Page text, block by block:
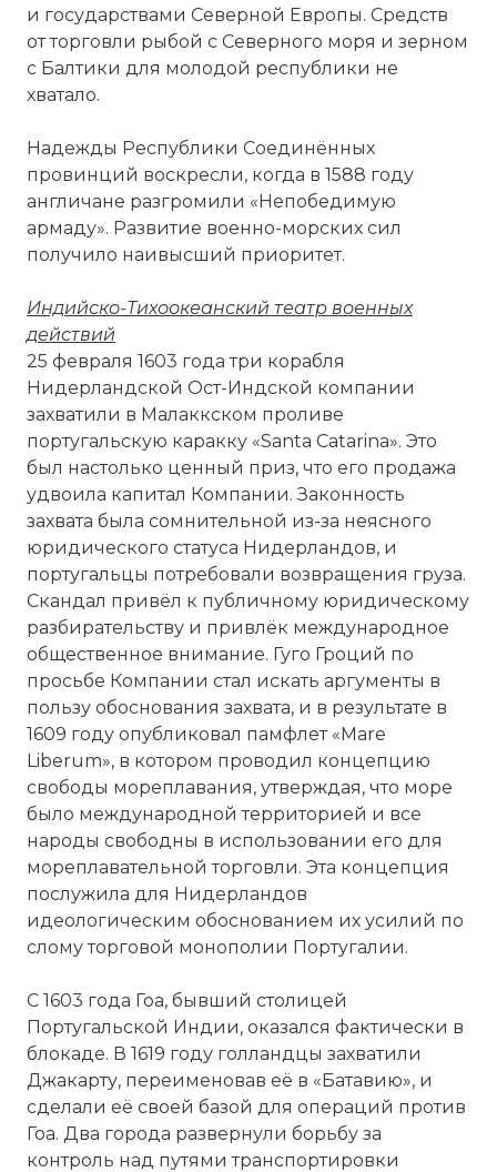
и государствами Северной Европы. Средств
от торговли рыбой с Северного моря и зерном
с Балтики для молодой республики не
хватало.
Надежды Республики Соединённых
провинций воскресли, когда в 1588 году
англичане разгромили «Непобедимую
армаду». Развитие военно-морских сил
получило наивысший приоритет.
Индийско-Тихоокеанский театр военных
действий
25 февраля 1603 года три корабля
Нидерландской Ост-Индской компании
захватили в Малаккском проливе
португальскую каракку «Santa Catarina». Это
был настолько ценный приз, что его продажа
удвоила капитал Компании. Законность
захвата была сомнительной из-за неясного
юридического статуса Нидерландов, и
португальцы потребовали возвращения груза.
Скандал привёл к публичному юридическому
разбирательству и привлёк международное
общественное внимание. Гуго Гроций по
просьбе Компании стал искать аргументы в
пользу обоснования захвата, и в результате в
1609 году опубликовал памфлет «Mare
Liberum», в котором проводил концепцию
свободы мореплавания, утверждая, что море
было международной территорией и все
народы свободны в использовании его для
мореплавательной торговли. Эта концепция
послужила для Нидерландов
идеологическим обоснованием их усилий по
слому торговой монополии Португалии.
С 1603 года Гоа, бывший столицей
Португальской Индии, оказался фактически в
блокаде. В 1619 году голландцы захватили
Джакарту, переименовав её в «Батавию», и
сделали её своей базой для операций против
Гоа. Два города развернули борьбу за
контроль над путями транспортировки